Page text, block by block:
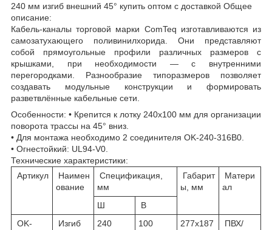
240 мм изгиб внешний 45° купить оптом с доставкой Общее
описание:
Кабель-каналы торговой марки ComTeq изготавливаются из
самозатухающего поливинилхорида. Они представляют
собой прямоугольные профили различных размеров с
крышками, при необходимости — с внутренними
перегородками. Разнообразие типоразмеров позволяет
создавать модульные конструкции и формировать
разветвлённые кабельные сети.
Особенности: • Крепится к лотку 240х100 мм для организации
поворота трассы на 45° вниз.
• Для монтажа необходимо 2 соединителя OK-240-316B0.
• Огнестойкий: UL94-V0.
Технические характеристики:
Артикул
Наимен
ование
Спецификация,
мм
Габарит
ы, мм
Матери
ал
Ш
В
OK-
Изгиб
240 100
277х187
ПВХ/